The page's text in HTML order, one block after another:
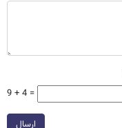
9 + 4 =
ارسال